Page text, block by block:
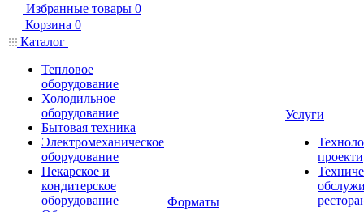
Избранные товары 0
Корзина 0
Каталог
Тепловое
оборудование
Холодильное
оборудование
Бытовая техника
Электромеханическое
оборудование
Пекарское и
кондитерское
оборудование
Форматы
Услуги